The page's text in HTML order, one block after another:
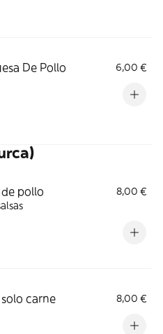
De Pollo 6,00 €
pollo
8,00 €
carne 8,00 €